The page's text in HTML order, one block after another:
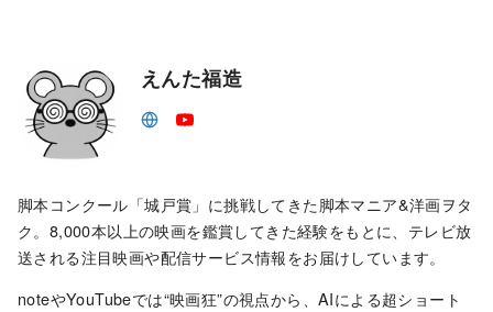
えんた福造
脚本コンクール「城戸賞」に挑戦してきた脚本マニア&洋画ヲタ
ク。8,000本以上の映画を鑑賞してきた経験をもとに、テレビ放
送される注目映画や配信サービス情報をお届けしています。
noteやYouTubeでは“映画狂”の視点から、AIによる超ショート